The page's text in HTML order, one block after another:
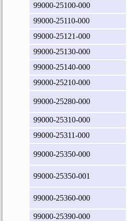
99000-25100-000
99000-25110-000
99000-25121-000
99000-25130-000
99000-25140-000
99000-25210-000
99000-25280-000
99000-25310-000
99000-25311-000
99000-25350-000
99000-25350-001
99000-25360-000
99000-25390-000